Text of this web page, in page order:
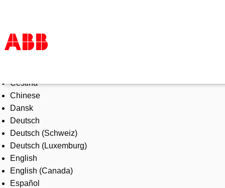
Products & Solutions
Industries
Services
About us
Where to buy
Contact us
Careers
Čeština
Chinese
Dansk
Deutsch
Deutsch (Schweiz)
Deutsch (Luxemburg)
English
English (Canada)
Español